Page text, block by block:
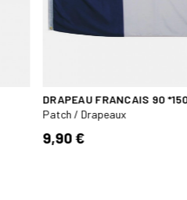
DRAPEAU FRANCAIS 90
Patch / Drapeaux
9,90 €